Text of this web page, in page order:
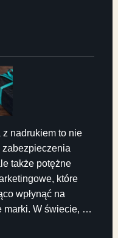
nadrukiem to nie
także potężne
które
wpłynąć na
marki. W świecie, …